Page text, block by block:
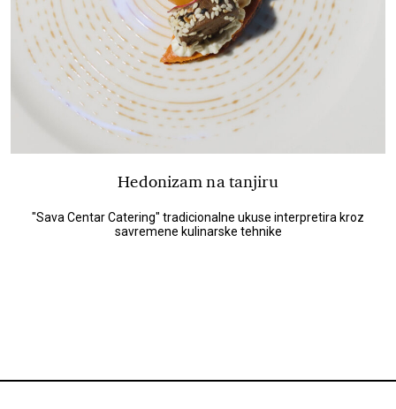
Hedonizam na tanjiru
"Sava Centar Catering" tradicionalne ukuse interpretira kroz
savremene kulinarske tehnike